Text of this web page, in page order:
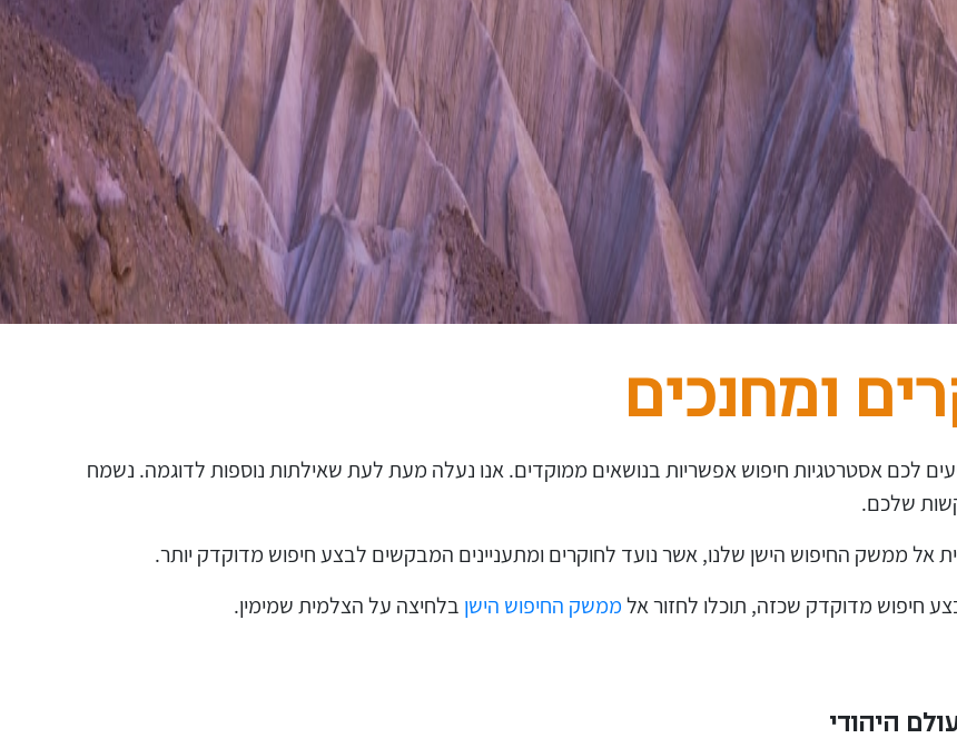
ומחנכים
לכם אסטרטגיות חיפוש אפשריות בנושאים ממוקדים. אנו נעלה מעת לעת שאילתות נוספות לדוגמה. נשמח
שלכם.
אל ממשק החיפוש הישן שלנו, אשר נועד לחוקרים ומתעניינים המבקשים לבצע חיפוש מדוקדק יותר.
חיפוש מדוקדק שכזה, תוכלו לחזור אלממשק החיפוש הישן בלחיצה על הצלמית שמימין.
היהודי